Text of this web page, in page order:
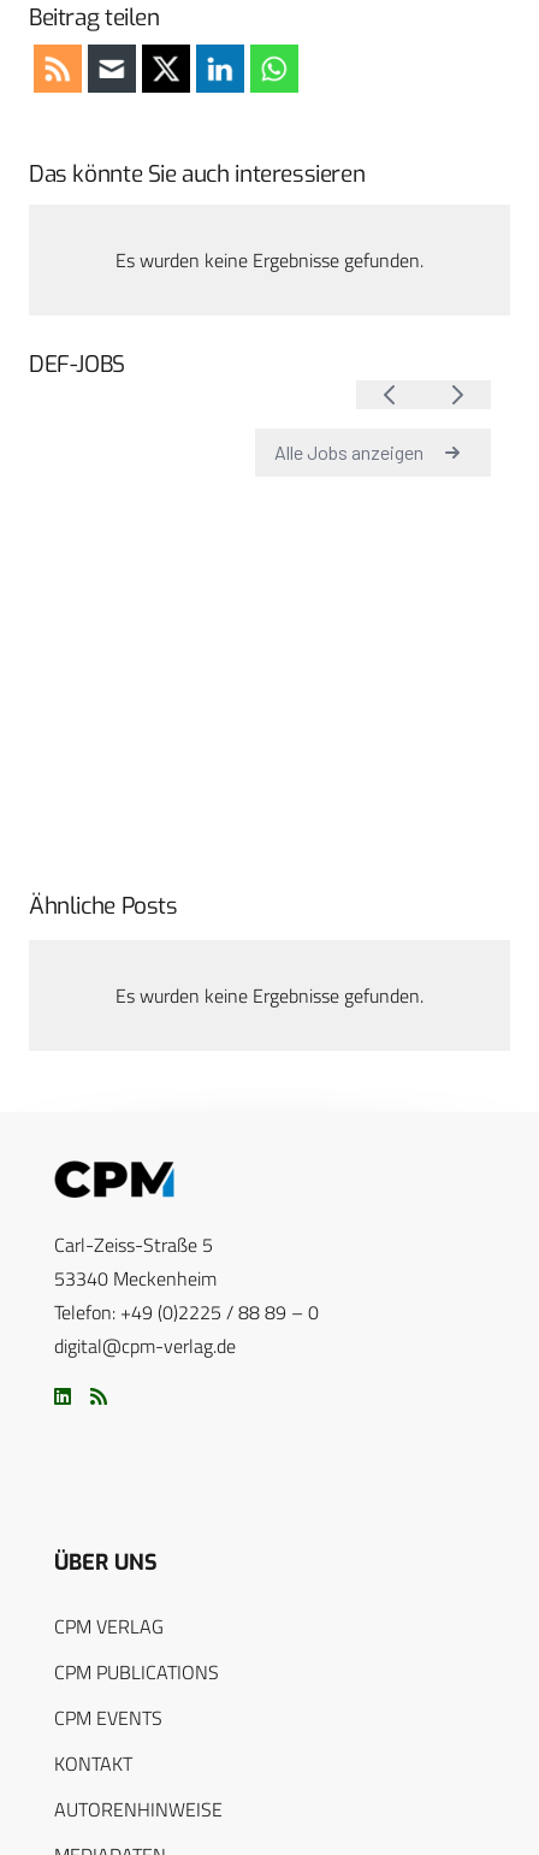
Beitrag teilen
Das könnte Sie auch interessieren
Es wurden keine Ergebnisse gefunden.
DEF-JOBS
Ähnliche Posts
Es wurden keine Ergebnisse gefunden.
Carl-Zeiss-Straße 5
53340 Meckenheim
Telefon: +49 (0)2225 / 88 89 – 0
digital@cpm-verlag.de
ÜBER UNS
CPM VERLAG
CPM PUBLICATIONS
CPM EVENTS
KONTAKT
AUTORENHINWEISE